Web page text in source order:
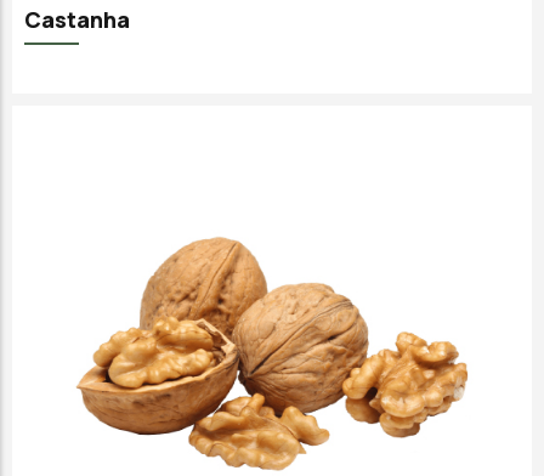
Castanha